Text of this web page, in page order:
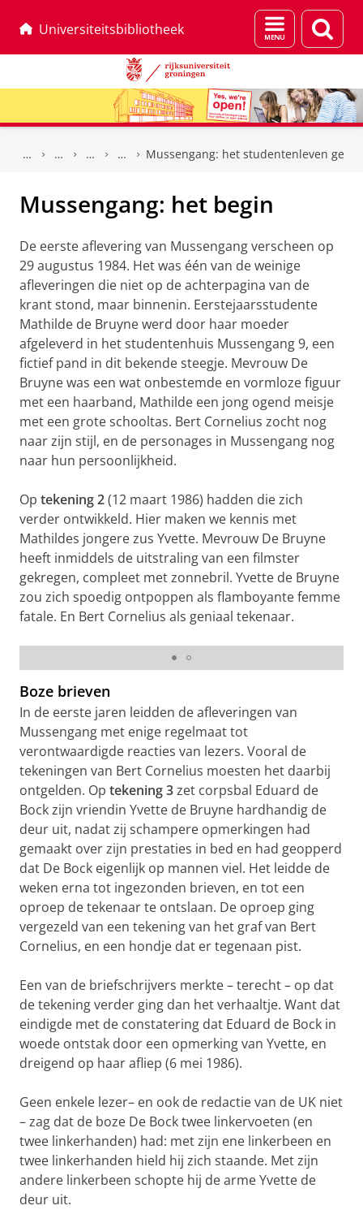
Universiteitsbibliotheek
Menu
en
Mussengang: het studentenleven
Mussengang: het begin
De eerste aflevering van Mussengang verscheen op
29 augustus 1984. Het was één van de weinige
afleveringen die niet op de achterpagina van de
krant stond, maar binnenin. Eerstejaarsstudente
Mathilde de Bruyne werd door haar moeder
afgeleverd in het studentenhuis Mussengang 9, een
fictief pand in dit bekende steegje. Mevrouw De
Bruyne was een wat onbestemde en vormloze figuur
met een haarband, Mathilde een jong ogend meisje
met een grote schooltas. Bert Cornelius zocht nog
naar zijn stijl, en de personages in Mussengang nog
naar hun persoonlijkheid.
Op tekening 2(12 maart 1986) hadden die zich
verder ontwikkeld. Hier maken we kennis met
Mathildes jongere zus Yvette. Mevrouw De Bruyne
heeft inmiddels de uitstraling van een filmster
gekregen, compleet met zonnebril. Yvette de Bruyne
zou zich spoedig ontpoppen als flamboyante femme
fatale. En Bert Cornelius als geniaal tekenaar.
Boze brieven
In de eerste jaren leidden de afleveringen van
Mussengang met enige regelmaat tot
verontwaardigde reacties van lezers. Vooral de
tekeningen van Bert Cornelius moesten het daarbij
ontgelden. Op tekening 3zet corpsbal Eduard de
Bock zijn vriendin Yvette de Bruyne hardhandig de
deur uit, nadat zij schampere opmerkingen had
gemaakt over zijn prestaties in bed en had geopperd
dat De Bock eigenlijk op mannen viel. Het leidde de
weken erna tot ingezonden brieven, en tot een
oproep de tekenaar te ontslaan. De oproep ging
vergezeld van een tekening van het graf van Bert
Cornelius, en een hondje dat er tegenaan pist.
Een van de briefschrijvers merkte – terecht – op dat
de tekening verder ging dan het verhaaltje. Want dat
eindigde met de constatering dat Eduard de Bock in
woede ontstak door een opmerking van Yvette, en
dreigend op haar afliep (6 mei 1986).
Geen enkele lezer– en ook de redactie van de UK niet
– zag dat de boze De Bock twee linkervoeten (en
twee linkerhanden) had: met zijn ene linkerbeen en
twee linkerhanden hield hij zich staande. Met zijn
andere linkerbeen schopte hij de arme Yvette de
deur uit.